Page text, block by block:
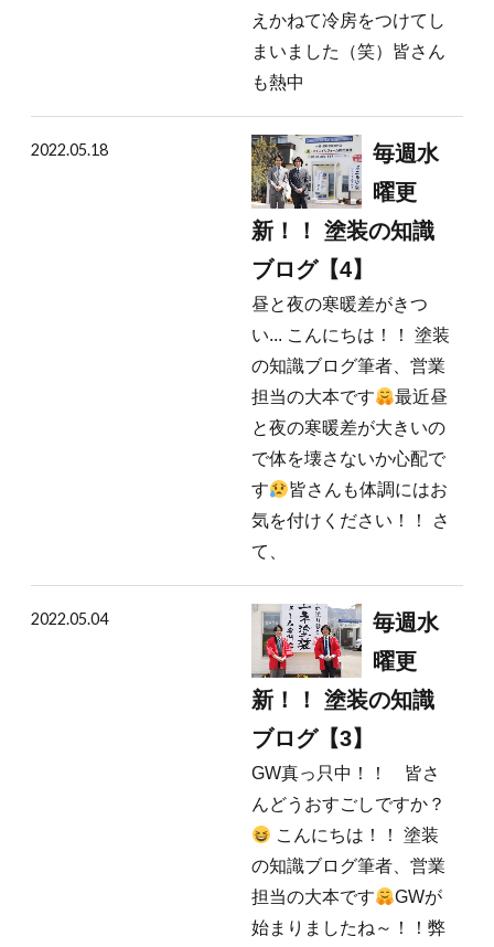
えかねて冷房をつけてし
まいました（笑）皆さん
も熱中
2022.05.18
毎週水
曜更
新！！ 塗装の知識
ブログ【4】
昼と夜の寒暖差がきつ
い... こんにちは！！ 塗装
の知識ブログ筆者、営業
担当の大本です
最近昼
と夜の寒暖差が大きいの
で体を壊さないか心配で
す
皆さんも体調にはお
気を付けください！！ さ
て、
2022.05.04
毎週水
曜更
新！！ 塗装の知識
ブログ【3】
GW真っ只中！！ 皆さ
んどうおすごしですか？
こんにちは！！ 塗装
の知識ブログ筆者、営業
担当の大本です
GWが
始まりましたね～！！弊